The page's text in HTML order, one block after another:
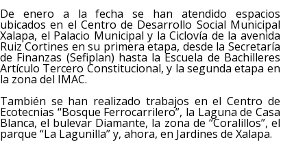
De enero a la fecha se han atendido espacios
ubicados en el Centro de Desarrollo Social Municipal
Xalapa, el Palacio Municipal y la Ciclovía de la avenida
Ruiz Cortines en su primera etapa, desde la Secretaría
de Finanzas (Sefiplan) hasta la Escuela de Bachilleres
Artículo Tercero Constitucional, y la segunda etapa en
la zona del IMAC.
También se han realizado trabajos en el Centro de
Ecotecnias “Bosque Ferrocarrilero”, la Laguna de Casa
Blanca, el bulevar Diamante, la zona de “Coralillos”, el
parque “La Lagunilla” y, ahora, en Jardines de Xalapa.